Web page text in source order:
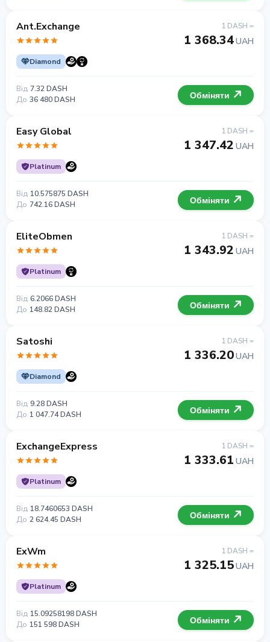
Ant.Exchange
Diamond
1 DASH =
1 368.34UAH
Від 7.32 DASH
До 36 480 DASH Обміняти
Easy Global
Platinum
1 DASH =
1 347.42 UAH
Від 10.575875 DASH
До 742.16 DASH Обміняти
EliteObmen
Platinum
1 DASH =
1 343.92 UAH
Від 6.2066 DASH
До 148.82 DASH Обміняти
Satoshi
Diamond
1 DASH =
1 336.20UAH
Від 9.28 DASH
До 1 047.74 DASH Обміняти
ExchangeExpress
Platinum
1 DASH =
1 333.61 UAH
Від 18.7460653 DASH
До 2 624.45 DASH Обміняти
ExWm
Platinum
1 DASH =
1 325.15UAH
Від 15.09258198 DASH
До 151 598 DASH Обміняти